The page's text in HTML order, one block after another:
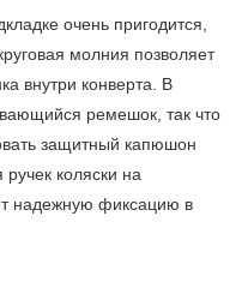
очень пригодится,
молния позволяет
внутри конверта. В
ремешок, так что
защитный капюшон
коляски на
надежную фиксацию в